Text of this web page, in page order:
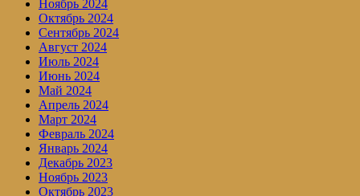
Ноябрь 2024
Октябрь 2024
Сентябрь 2024
Август 2024
Июль 2024
Июнь 2024
Май 2024
Апрель 2024
Март 2024
Февраль 2024
Январь 2024
Декабрь 2023
Ноябрь 2023
Октябрь 2023